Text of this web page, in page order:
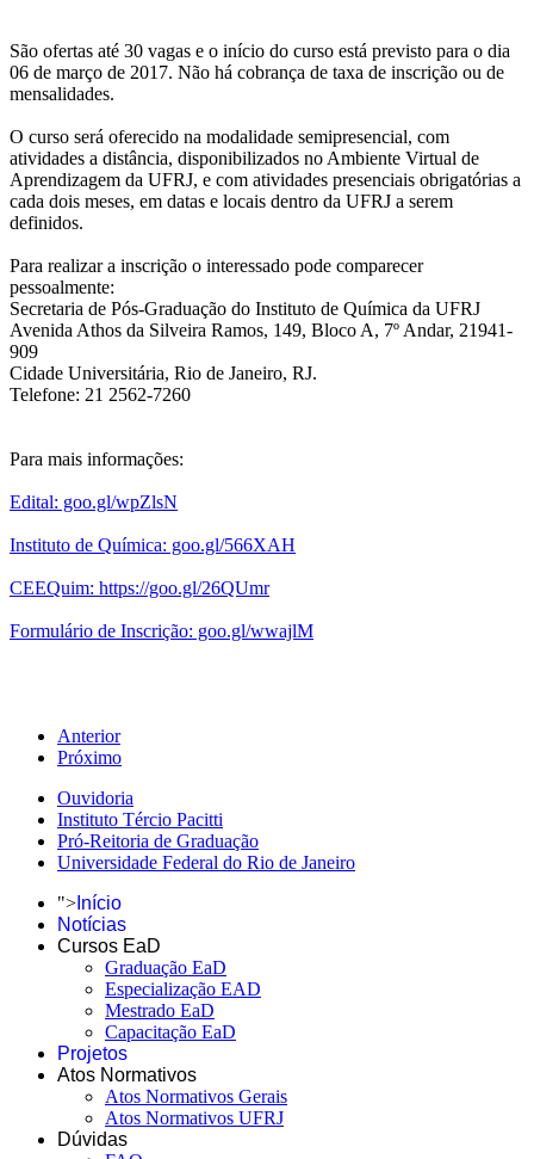
São ofertas até 30 vagas e o início do curso está previsto para o dia
06 de março de 2017. Não há cobrança de taxa de inscrição ou de
mensalidades.
O curso será oferecido na modalidade semipresencial, com
atividades a distância, disponibilizados no Ambiente Virtual de
Aprendizagem da UFRJ, e com atividades presenciais obrigatórias a
cada dois meses, em datas e locais dentro da UFRJ a serem
definidos.
Para realizar a inscrição o interessado pode comparecer
pessoalmente:
Secretaria de Pós-Graduação do Instituto de Química da UFRJ
Avenida Athos da Silveira Ramos, 149, Bloco A, 7º Andar, 21941-
909
Cidade Universitária, Rio de Janeiro, RJ.
Telefone: 21 2562-7260
Para mais informações:
Edital: goo.gl/wpZlsN
Instituto de Química: goo.gl/566XAH
CEEQuim: https://goo.gl/26QUmr
Formulário de Inscrição: goo.gl/wwajlM
Anterior
Próximo
Ouvidoria
Instituto Tércio Pacitti
Pró-Reitoria de Graduação
Universidade Federal do Rio de Janeiro
"> Início
Notícias
Cursos EaD
Graduação EaD
Especialização EAD
Mestrado EaD
Capacitação EaD
Projetos
Atos Normativos
Atos Normativos Gerais
Atos Normativos UFRJ
Dúvidas